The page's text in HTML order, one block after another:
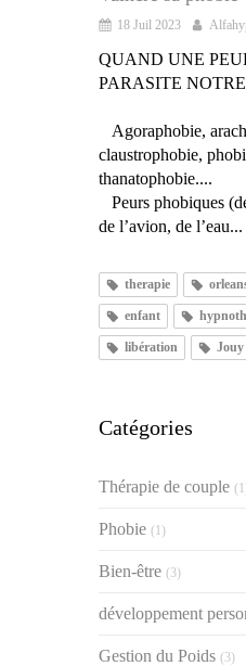
18 Juil 2023
QUAND UNE
PARASITE
Agoraphobie,
claustrophobie,
thanatophobie....
Peurs phobiques
de l’avion, de l’eau...
therapie
enfant
libération Jouy
Catégories
Thérapie de couple
Phobie (1)
Bien-être (3)
développement
Gestion du Poids (3)